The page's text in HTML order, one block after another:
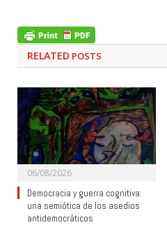
RELATED POSTS
06/08/2026
Democracia y guerra cognitiva:
una semiótica de los asedios
antidemocráticos